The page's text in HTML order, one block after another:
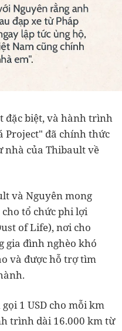
đặc biệt, và hành trình
Project" đã chính thức
nhà của Thibault về
và Nguyên mong
tổ chức phi lợi
of Life), nơi cho
gia đình nghèo khó
và được hỗ trợ tìm
1 USD cho mỗi km
trình dài 16.000 km từ